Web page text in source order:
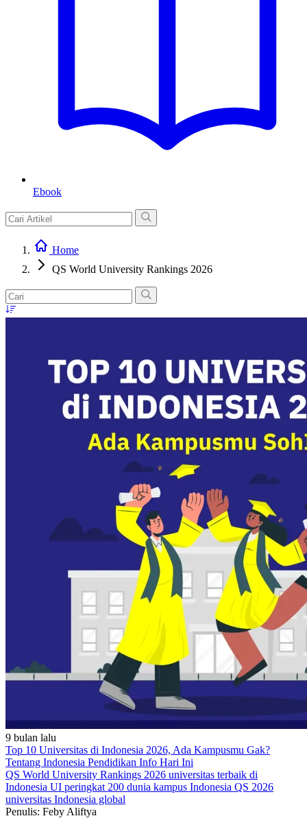
Ebook
Home
QS World University Rankings 2026
9 bulan lalu
Top 10 Universitas di Indonesia 2026, Ada Kampusmu Gak?
Tentang Indonesia Pendidikan Info Hari Ini
QS World University Rankings 2026 universitas terbaik di
Indonesia UI peringkat 200 dunia kampus Indonesia QS 2026
universitas Indonesia global
Penulis: Feby Aliftya